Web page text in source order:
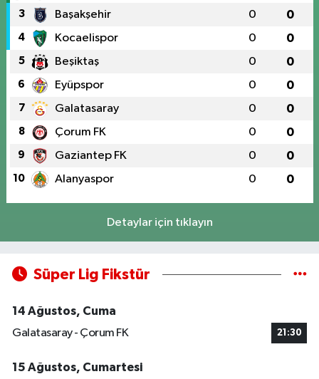
3 Başakşehir 0 0
4 Kocaelispor 0 0
5 Beşiktaş 0 0
6 Eyüpspor 0 0
7 Galatasaray 0 0
8 Çorum FK 0 0
9 Gaziantep FK 0 0
10 Alanyaspor 0 0
Detaylar için tıklayın
Süper Lig Fikstür
14 Ağustos, Cuma
Galatasaray - Çorum FK
21:30
15 Ağustos, Cumartesi